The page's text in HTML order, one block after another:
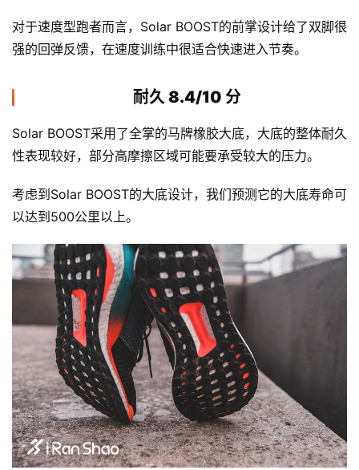
对于速度型跑者而言，Solar BOOST的前掌设计给了双脚很
强的回弹反馈，在速度训练中很适合快速进入节奏。
耐久 8.4/10 分
Solar BOOST采用了全掌的马牌橡胶大底，大底的整体耐久
性表现较好，部分高摩擦区域可能要承受较大的压力。
考虑到Solar BOOST的大底设计，我们预测它的大底寿命可
以达到500公里以上。